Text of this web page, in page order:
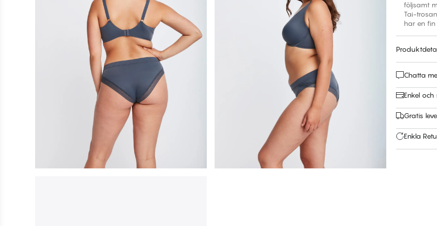
följsamt
Tai-
har en fin
Chatta
Enkel
Gratis
Enkla